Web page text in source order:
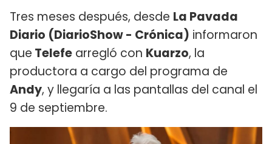
Tres meses después, desde La Pavada
Diario (DiarioShow - Crónica) informaron
que Telefe arregló con Kuarzo, la
productora a cargo del programa de
Andy, y llegaría a las pantallas del canal el
9 de septiembre.